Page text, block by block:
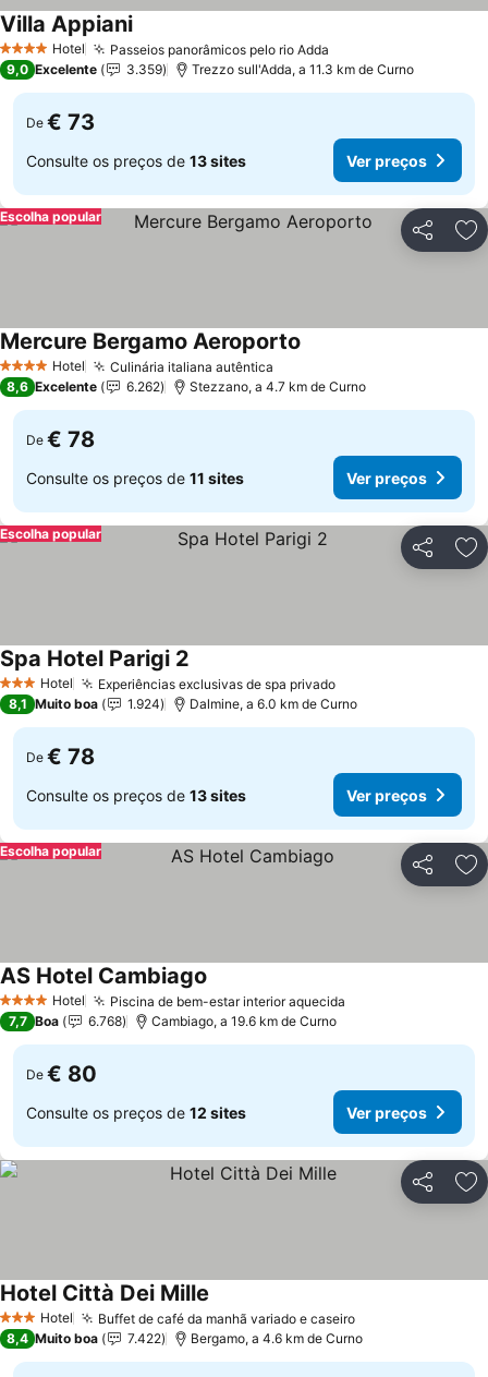
4 EstrelasHotel Passeios panorâmicos pelo rio Adda
Villa Appiani
9,0 Excelente 3.359 Trezzo sull'Adda, a 11.3 km de Curno
De € 73
Consulte os preços de 13 sites Ver preços
Partilhar
Escolha popular
4 EstrelasHotel Culinária italiana autêntica
Mercure Bergamo Aeroporto
8,6 Excelente 6.262 Stezzano, a 4.7 km de Curno
De € 78
Consulte os preços de 11 sites Ver preços
Partilhar
Escolha popular
3 EstrelasHotel Experiências exclusivas de spa privado
Spa Hotel Parigi 2
8,1 Muito boa 1.924 Dalmine, a 6.0 km de Curno
De € 78
Consulte os preços de 13 sites Ver preços
Partilhar
Escolha popular
4 EstrelasHotel Piscina de bem-estar interior aquecida
AS Hotel Cambiago
7,7 Boa 6.768 Cambiago, a 19.6 km de Curno
De € 80
Consulte os preços de 12 sites Ver preços
Partilhar
3 EstrelasHotel Buffet de café da manhã variado e caseiro
Hotel Città Dei Mille
8,4 Muito boa 7.422 Bergamo, a 4.6 km de Curno